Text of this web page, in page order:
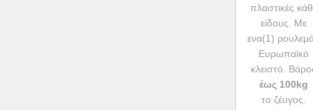
πλαστικές
είδους. Με
ενα(1)
Ευρωπαϊκό
κλειστό.
έως 100kg
το ζέυγος.